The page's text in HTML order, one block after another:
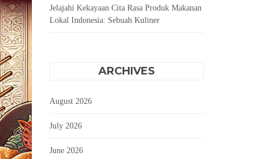
Jelajahi Kekayaan Cita Rasa Produk Makanan
Lokal Indonesia: Sebuah Kuliner
ARCHIVES
August 2026
July 2026
June 2026